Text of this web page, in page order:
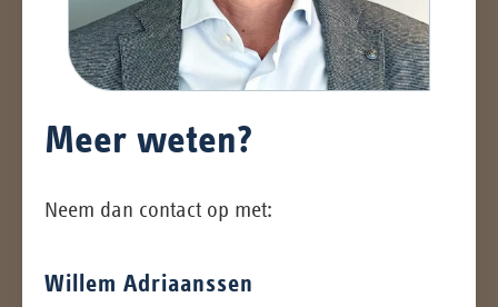
Meer weten?
Neem dan contact op met:
Willem Adriaanssen